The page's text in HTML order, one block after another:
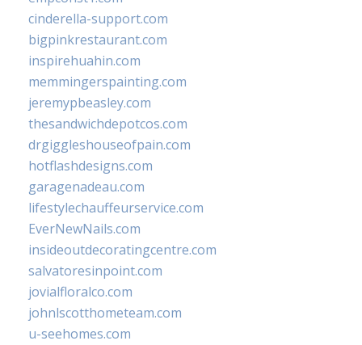
cinderella-support.com
bigpinkrestaurant.com
inspirehuahin.com
memmingerspainting.com
jeremypbeasley.com
thesandwichdepotcos.com
drgiggleshouseofpain.com
hotflashdesigns.com
garagenadeau.com
lifestylechauffeurservice.com
EverNewNails.com
insideoutdecoratingcentre.com
salvatoresinpoint.com
jovialfloralco.com
johnlscotthometeam.com
u-seehomes.com